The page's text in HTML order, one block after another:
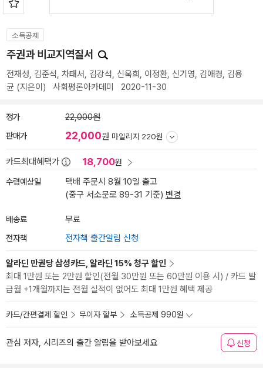
소득공제
주권과 비교지역질서
전재성, 김준석, 차태서, 김강석, 신욱희 , 이정환, 신기영, 김애경, 김용
균 (지은이) 사회평론아카데미 2020-11-30
정가 22,000원
판매가 22,000원 마일리지 220원
카드최대혜택가 18,700원
수령예상일
택배 주문시 8월 10일 출고
(중구 서소문로 89-31 기준) 변경
배송료 무료
전자책 전자책 출간알림 신청
알라딘 만권당 삼성카드, 알라딘 15% 청구 할인
최대 1만원 또는 2만원 할인(전월 30만원 또는 60만원 이용 시) / 카드 발
급월 +1개월까지는 전월 실적이 없어도 최대 1만원 혜택 제공
카드/간편결제 할인 무이자 할부 소득공제 990원
관심 저자, 시리즈의 출간 알림을 받아보세요 신청